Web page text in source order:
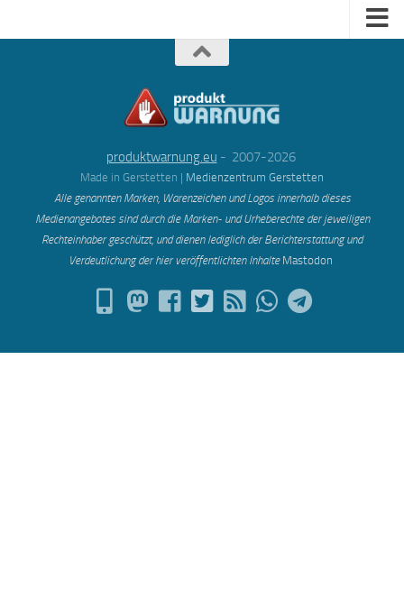
produktwarnung.eu - 2007-2026
Made in Gerstetten | Medienzentrum Gerstetten
Alle genannten Marken, Warenzeichen und Logos innerhalb dieses
Medienangebotes sind durch die Marken- und Urheberechte der jeweiligen
Rechteinhaber geschützt, und dienen lediglich der Berichterstattung und
Verdeutlichung der hier veröffentlichten Inhalte Mastodon